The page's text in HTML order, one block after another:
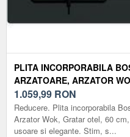
PLITA INCORPORABILA
ARZATOARE, ARZATOR
STICLA (NEGRU)
1.059,99 RON
Reducere. Plita incorporabila
Arzator Wok, Gratar otel, 60
usoare si elegante. Stim, s...